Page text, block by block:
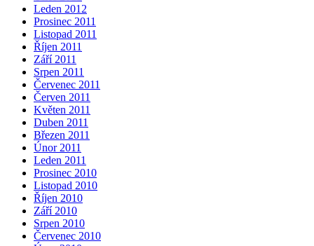
Leden 2012
Prosinec 2011
Listopad 2011
Říjen 2011
Září 2011
Srpen 2011
Červenec 2011
Červen 2011
Květen 2011
Duben 2011
Březen 2011
Únor 2011
Leden 2011
Prosinec 2010
Listopad 2010
Říjen 2010
Září 2010
Srpen 2010
Červenec 2010